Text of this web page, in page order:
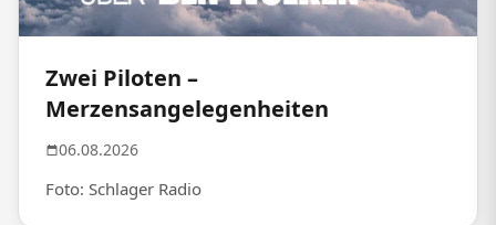
Zwei Piloten –
Merzensangelegenheiten
06.08.2026
Foto: Schlager Radio